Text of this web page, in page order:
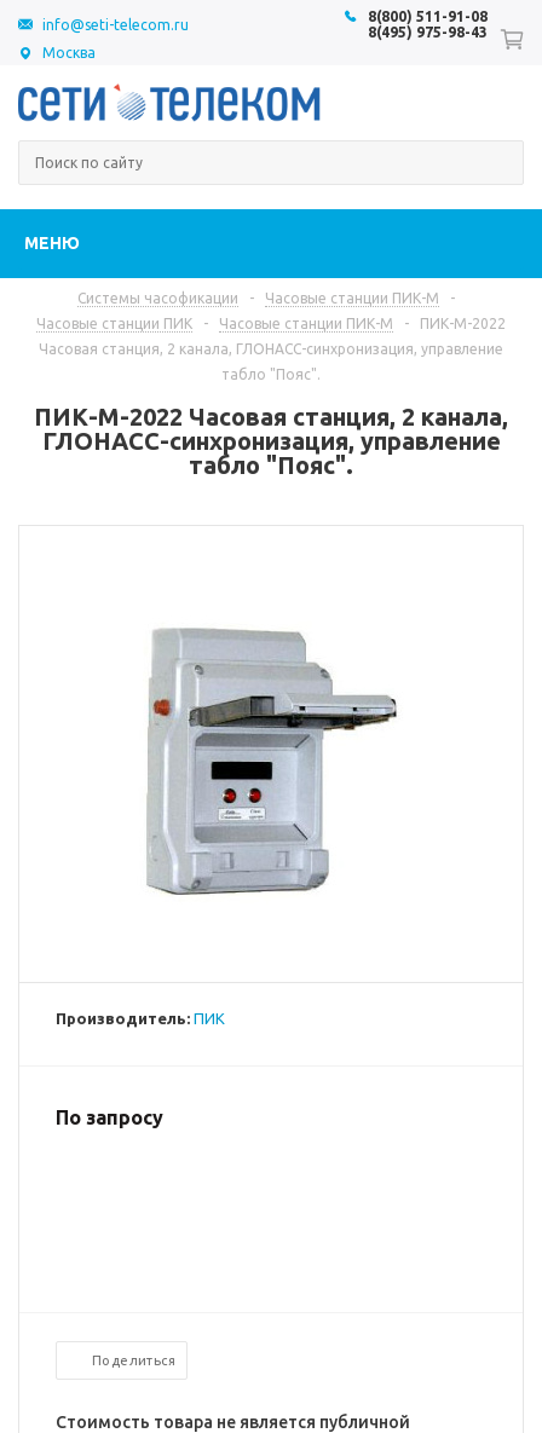
Москва
8(800) 511-91-08
8(495) 975-98-43
info@seti-telecom.ru
МЕНЮ
Системы часофикации - Часовые станции ПИК-М
-
Часовые станции ПИК
- Часовые станции ПИК-М -
ПИК-М-2022
Часовая станция, 2 канала, ГЛОНАСС-синхронизация, управление
табло "Пояс".
ПИК-М-2022 Часовая станция, 2 канала,
ГЛОНАСС-синхронизация, управление
табло "Пояс".
Производитель: ПИК
По запросу
Поделиться
Стоимость товара не является публичной